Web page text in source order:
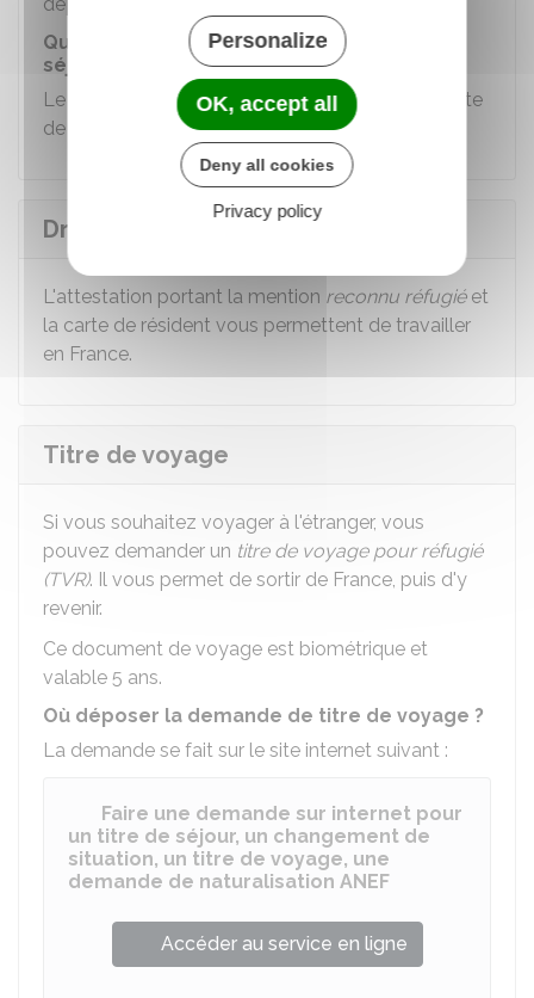
Quelle est la durée de validité du titre de
séjour ?
Le titre de séjour qui vous est délivré est une carte
de résident. Elle est valable10 ans.
Droit au travail
L'attestation portant la mention reconnu réfugiéet
la carte de résident vous permettent de travailler
en France.
Titre de voyage
Si vous souhaitez voyager à l'étranger, vous
pouvez demander un titre de voyage pour réfugié
(TVR). Il vous permet de sortir de France, puis d'y
revenir.
Ce document de voyage est biométrique et
valable 5 ans.
Où déposer la demande de titre de voyage ?
La demande se fait sur le site internet suivant :
Faire une demande sur internet pour
un titre de séjour, un changement de
situation, un titre de voyage, une
demande de naturalisation ANEF
Accéder au service en ligne
Personalize
OK, accept all
Deny all cookies
Privacy policy